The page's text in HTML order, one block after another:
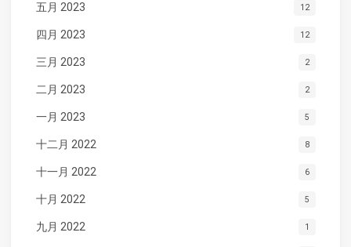
五月 2023 12
四月 2023 12
三月 2023 2
二月 2023 2
一月 2023 5
十二月 2022 8
十一月 2022 6
十月 2022 5
九月 2022 1